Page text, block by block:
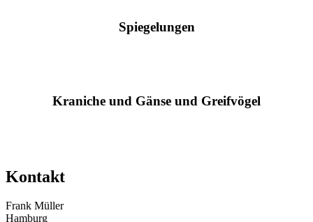
Spiegelungen
Kraniche und Gänse und Greifvögel
Kontakt
Frank Müller
Hamburg